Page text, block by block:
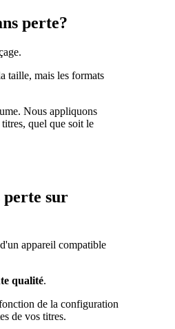
perte?
taille, mais les formats
Nous appliquons
quel que soit le
perte sur
appareil compatible
qualité.
de la configuration
de vos titres.